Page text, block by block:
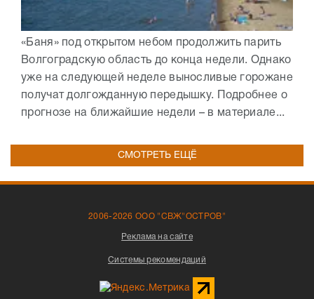
«Баня» под открытом небом продолжить парить
Волгоградскую область до конца недели. Однако
уже на следующей неделе выносливые горожане
получат долгожданную передышку. Подробнее о
прогнозе на ближайшие недели – в материале...
СМОТРЕТЬ ЕЩЁ
2006-2026 ООО "СВЖ"ОСТРОВ"
Реклама на сайте
Системы рекомендаций